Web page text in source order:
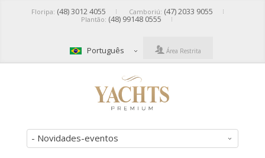
Floripa: (48) 3012 4055 Camboriú: (47) 2033 9055
Plantão: (48) 99148 0555
Português Área Restrita
- Novidades-eventos